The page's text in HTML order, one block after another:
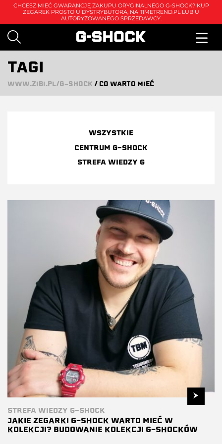
CHCESZ MIEĆ GWARANCJĘ ZAKUPU ORYGINALNEGO G-SHOCK? KUP
ZEGAREK PROSTO U DYSTRYBUTORA, NA TIMETREND.PL LUB U
AUTORYZOWANEGO SPRZEDAWCY.
TAGI
WWW.ZIBI.PL/G-SHOCK / CO WARTO MIEĆ
WSZYSTKIE
CENTRUM G-SHOCK
STREFA WIEDZY G
STREFA WIEDZY G-SHOCK
JAKIE ZEGARKI G-SHOCK WARTO MIEĆ W
KOLEKCJI? BUDOWANIE KOLEKCJI G-SHOCKÓW